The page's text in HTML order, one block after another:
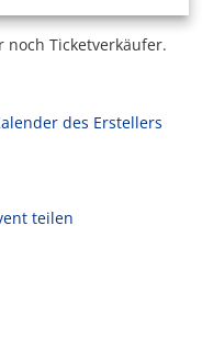
Ticketverkäufer.
des Erstellers
teilen